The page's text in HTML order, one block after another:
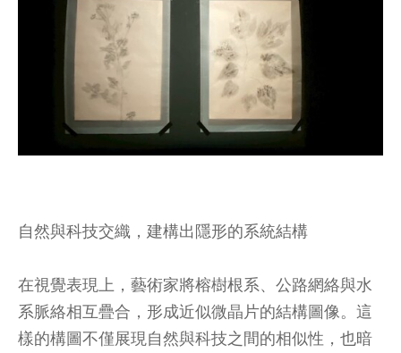
自然與科技交織，建構出隱形的系統結構
在視覺表現上，藝術家將榕樹根系、公路網絡與水
系脈絡相互疊合，形成近似微晶片的結構圖像。這
樣的構圖不僅展現自然與科技之間的相似性，也暗